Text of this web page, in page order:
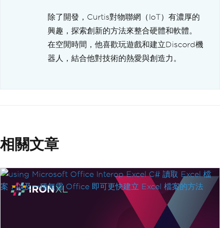
除了開發，Curtis對物聯網（IoT）有濃厚的
興趣，探索創新的方法來整合硬體和軟體。
在空閒時間，他喜歡玩遊戲和建立Discord機
器人，結合他對技術的熱愛與創造力。
相關文章